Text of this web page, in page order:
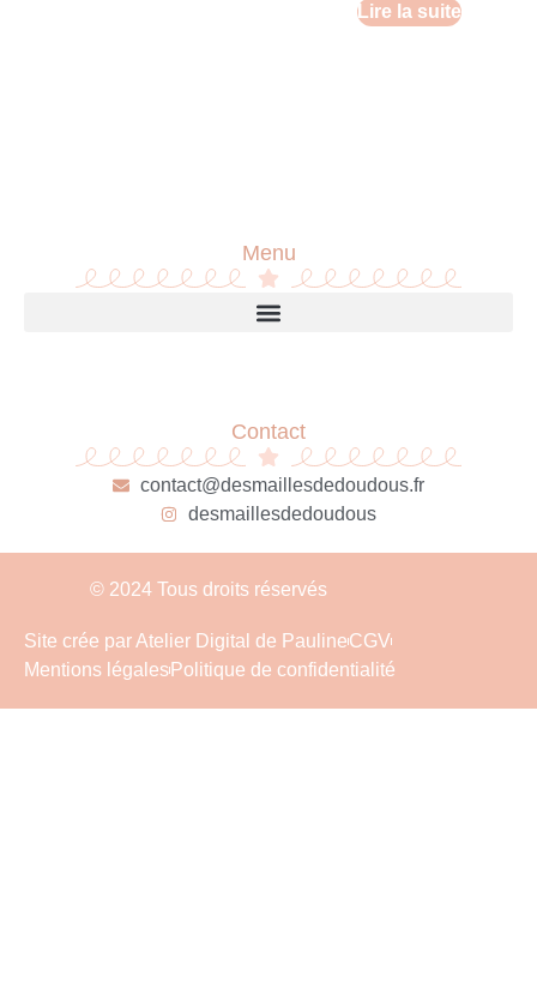
Lire la suite
Menu
Contact
contact@desmaillesdedoudous.fr
desmaillesdedoudous
© 2024 Tous droits réservés
Site crée par Atelier Digital de PaulineCGV
Mentions légales Politique de confidentialité